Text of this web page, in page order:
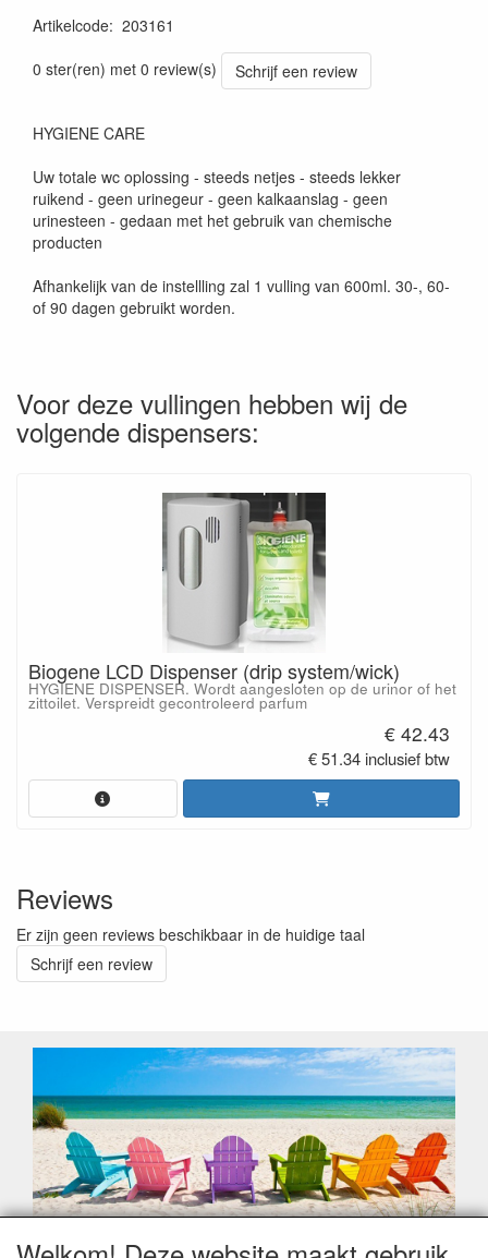
Artikelcode: 203161
0 ster(ren) met 0 review(s)
Schrijf een review
HYGIENE CARE
Uw totale wc oplossing - steeds netjes - steeds lekker
ruikend - geen urinegeur - geen kalkaanslag - geen
urinesteen - gedaan met het gebruik van chemische
producten
Afhankelijk van de instellling zal 1 vulling van 600ml. 30-, 60-
of 90 dagen gebruikt worden.
Voor deze vullingen hebben wij de
volgende dispensers:
Biogene LCD Dispenser (drip system/wick)
HYGIENE DISPENSER. Wordt aangesloten op de urinor of het
zittoilet. Verspreidt gecontroleerd parfum
€ 42.43
€ 51.34 inclusief btw
Reviews
Er zijn geen reviews beschikbaar in de huidige taal
Schrijf een review